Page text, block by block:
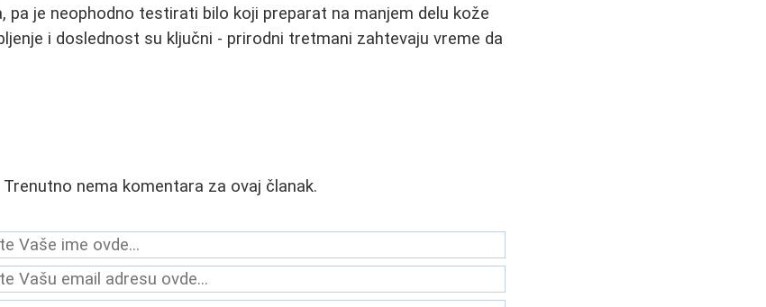
pa je neophodno testirati bilo koji preparat na manjem delu kože
i doslednost su ključni - prirodni tretmani zahtevaju vreme da
Trenutno nema komentara za ovaj članak.